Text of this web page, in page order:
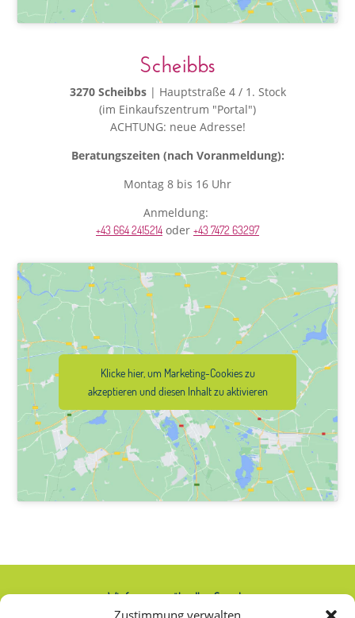
Zustimmung verwalten
Scheibbs
3270 Scheibbs | Hauptstraße 4 / 1. Stock
(im Einkaufszentrum "Portal")
ACHTUNG: neue Adresse!
Beratungszeiten (nach Voranmeldung):
Montag 8 bis 16 Uhr
Anmeldung:
+43 664 2415214 oder +43 7472 63297
Klicke hier, um Marketing-Cookies zu
akzeptieren und diesen Inhalt zu aktivieren
Wir freuen uns über Ihre Spende: